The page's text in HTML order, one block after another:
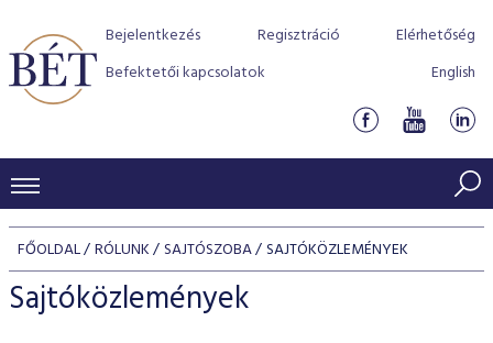
Bejelentkezés Regisztráció
Elérhetőség
Befektetői kapcsolatok
English
KERESKEDÉSI ADATOK
INDEXEK
BEFEKTETŐK
FŐOLDAL RÓLUNK SAJTÓSZOBA SAJTÓKÖZLEMÉNYEK
Sajtóközlemények